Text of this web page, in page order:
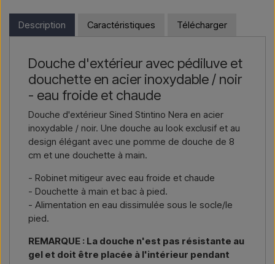
Vous souhaitez un
plus importante, contactez-nous – réponse rapide.
commander directement sur le webshop. En revanche, vous
pouvez nous contacter et recevoir un prix avec la livraison et,
Il vous suffit d’indiquer l’article qui vous intéresse (référence ou
lien vers l’article) ainsi que les adresses de facturation et de
livraison, et vous recevrez une offre.
Nous écrire → Nous appeler →
Description Caractéristiques Télécharger
Douche d'extérieur avec pédiluve et
douchette en acier inoxydable / noir
- eau froide et chaude
Douche d'extérieur Sined Stintino Nera en acier
inoxydable / noir. Une douche au look exclusif et au
design élégant avec une pomme de douche de 8
cm et une douchette à main.
- Robinet mitigeur avec eau froide et chaude
- Douchette à main et bac à pied.
- Alimentation en eau dissimulée sous le socle/le
pied.
REMARQUE : La douche n'est pas résistante au
gel et doit être placée à l'intérieur pendant